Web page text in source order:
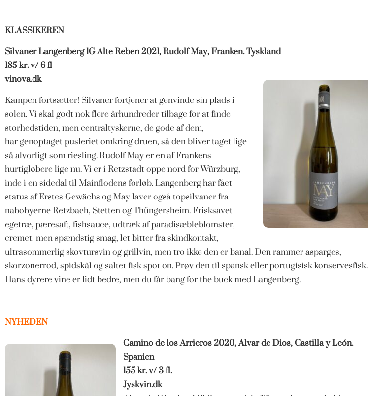
KLASSIKEREN
Silvaner Langenberg 1G Alte Reben 2021, Rudolf May, Franken. Tyskland
185 kr. v/ 6 fl
vinova.dk
Kampen fortsætter! Silvaner fortjener at genvinde sin plads i
solen. Vi skal godt nok flere århundreder tilbage for at finde
storhedstiden, men centraltyskerne, de gode af dem,
har genoptaget pusleriet omkring druen, så den bliver taget lige
så alvorligt som riesling. Rudolf May er en af Frankens
hurtigløbere lige nu. Vi er i Retzstadt oppe nord for Würzburg,
inde i en sidedal til Mainflodens forløb. Langenberg har fået
status af Erstes Gewächs og May laver også topsilvaner fra
nabobyerne Retzbach, Stetten og Thüngersheim. Frisksavet
egetræ, pæresaft, fishsauce, udtræk af paradisæbleblomster,
cremet, men spændstig smag, let bitter fra skindkontakt,
ultrasommerlig skovtursvin og grillvin, men tro ikke den er banal. Den rammer asparges,
skorzonerrod, spidskål og saltet fisk spot on. Prøv den til spansk eller portugisisk konservesfisk.
Hans dyrere vine er lidt bedre, men du får bang for the buck med Langenberg.
NYHEDEN
Camino de los Arrieros 2020, Alvar de Dios, Castilla y León.
Spanien
155 kr. v/ 3 fl.
Jyskvin.dk